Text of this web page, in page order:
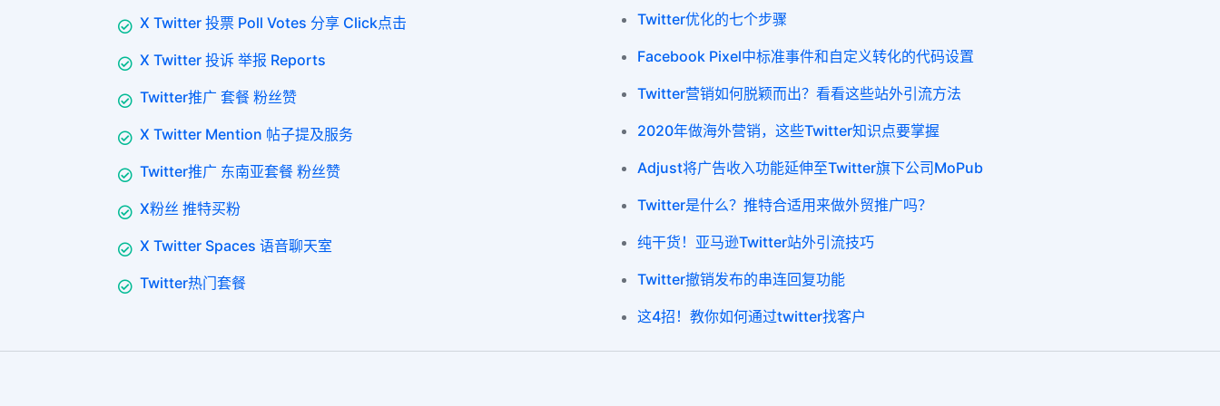
X Twitter 投票 Poll Votes 分享 Click点击
X Twitter 投诉 举报 Reports
Twitter推广 套餐 粉丝赞
X Twitter Mention 帖子提及服务
Twitter推广 东南亚套餐 粉丝赞
X粉丝 推特买粉
X Twitter Spaces 语音聊天室
Twitter热门套餐
Twitter优化的七个步骤
Facebook Pixel中标准事件和自定义转化的代码设置
Twitter营销如何脱颖而出？看看这些站外引流方法
2020年做海外营销，这些Twitter知识点要掌握
Adjust将广告收入功能延伸至Twitter旗下公司MoPub
Twitter是什么？推特合适用来做外贸推广吗？
纯干货！亚马逊Twitter站外引流技巧
Twitter撤销发布的串连回复功能
这4招！教你如何通过twitter找客户